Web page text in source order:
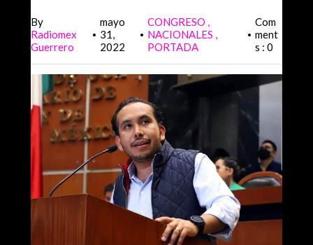
By
Radiomex
Guerrero
•
mayo
31,
2022
•
CONGRESO
NACIONALES
PORTADA
•
Com
ment
s : 0